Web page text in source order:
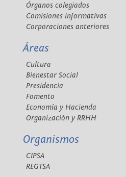
Órganos colegiados
Comisiones informativas
Corporaciones anteriores
Áreas
Cultura
Bienestar Social
Presidencia
Fomento
Economía y Hacienda
Organización y RRHH
Organismos
CIPSA
REGTSA